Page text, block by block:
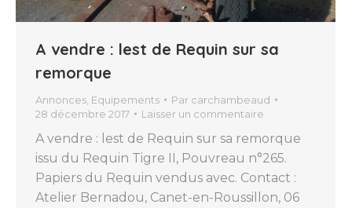
A vendre : lest de Requin sur sa
remorque
Annonces Equipements Par carchambeaud
28 décembre 2017
Laisser un commentaire
A vendre : lest de Requin sur sa remorque
issu du Requin Tigre II, Pouvreau n°265.
Papiers du Requin vendus avec. Contact :
Atelier Bernadou, Canet-en-Roussillon, 06